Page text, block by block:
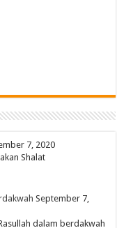
7, 2020
Shalat
September 7,
dalam berdakwah